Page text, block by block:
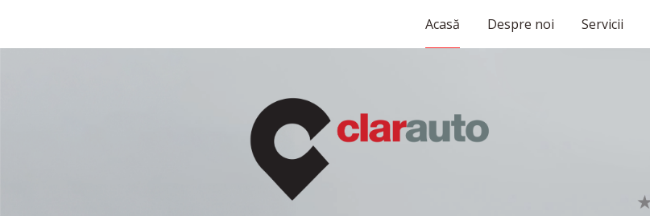
Acasă Despre noi Servicii